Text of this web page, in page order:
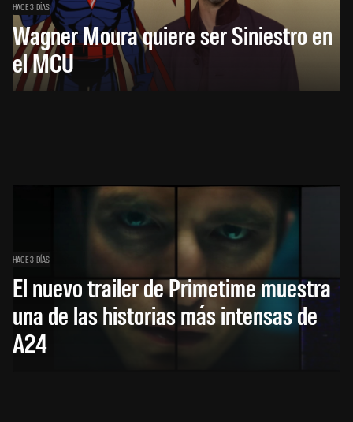
HACE 3 DÍAS
Wagner Moura quiere ser Siniestro en
el MCU
HACE 3 DÍAS
El nuevo trailer de Primetime muestra
una de las historias más intensas de
A24